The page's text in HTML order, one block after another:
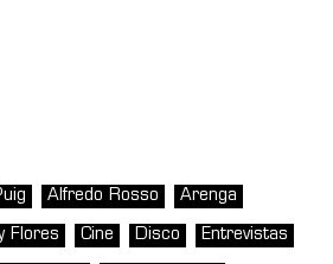
Alfredo Rosso Arenga
Flores Cine Disco Entrevistas